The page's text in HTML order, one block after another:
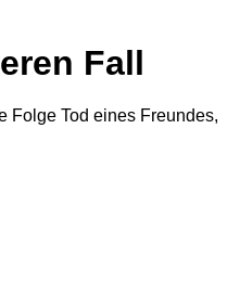
Fall
Folge Tod eines Freundes,